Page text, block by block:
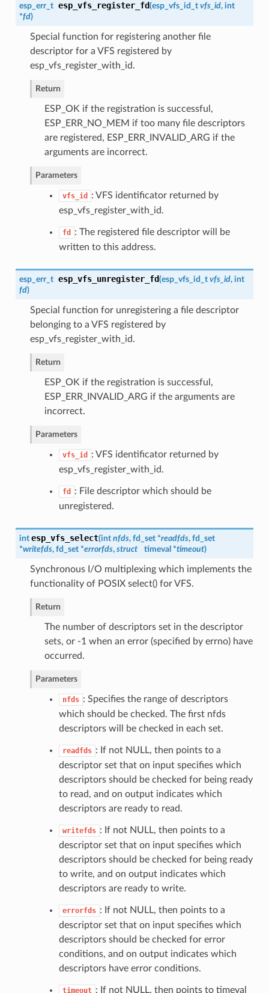
esp_err_t esp_vfs_register_fd(esp_vfs_id_t vfs_id, int
*fd)
Special function for registering another file
descriptor for a VFS registered by
esp_vfs_register_with_id.
Return
ESP_OK if the registration is successful,
ESP_ERR_NO_MEM if too many file descriptors
are registered, ESP_ERR_INVALID_ARG if the
arguments are incorrect.
Parameters
vfs_id
: VFS identificator returned by
esp_vfs_register_with_id.
fd
: The registered file descriptor will be
written to this address.
esp_err_t esp_vfs_unregister_fd(esp_vfs_id_t vfs_id, int
fd)
Special function for unregistering a file descriptor
belonging to a VFS registered by
esp_vfs_register_with_id.
Return
ESP_OK if the registration is successful,
ESP_ERR_INVALID_ARG if the arguments are
incorrect.
Parameters
vfs_id
: VFS identificator returned by
esp_vfs_register_with_id.
fd
: File descriptor which should be
unregistered.
int esp_vfs_select(int nfds, fd_set *readfds, fd_set
*writefds, fd_set *errorfds, struct timeval *timeout)
Synchronous I/O multiplexing which implements the
functionality of POSIX select() for VFS.
Return
The number of descriptors set in the descriptor
sets, or -1 when an error (specified by errno) have
occurred.
Parameters
nfds : Specifies the range of descriptors
which should be checked. The first nfds
descriptors will be checked in each set.
readfds : If not NULL, then points to a
descriptor set that on input specifies which
descriptors should be checked for being ready
to read, and on output indicates which
descriptors are ready to read.
writefds : If not NULL, then points to a
descriptor set that on input specifies which
descriptors should be checked for being ready
to write, and on output indicates which
descriptors are ready to write.
errorfds : If not NULL, then points to a
descriptor set that on input specifies which
descriptors should be checked for error
conditions, and on output indicates which
descriptors have error conditions.
timeout : If not NULL, then points to timeval